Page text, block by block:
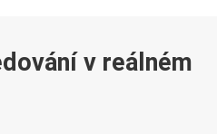
v reálném